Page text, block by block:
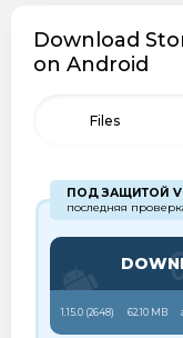
Download
on Android
Files
ПОД ЗАЩИТОЙ
последняя
1.15.0 (2648) 62.10 MB